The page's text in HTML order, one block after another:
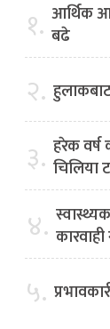
१. आर्थिक
बढे
२.
३. हरेक वर्ष
चिलिया
४.
५.